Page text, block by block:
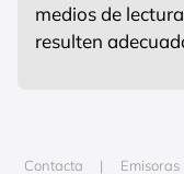
medios de
resulten
Contacta Emisoras